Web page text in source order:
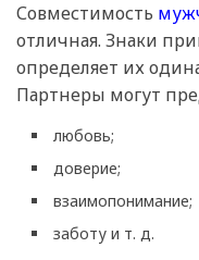
Совместимость
отличная. Знаки
определяет их
Партнеры могут
любовь;
доверие;
взаимопонимание;
заботу и т. д.